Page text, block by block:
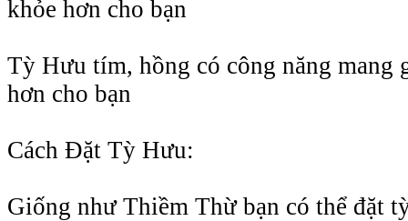
khỏe hơn cho bạn
Tỳ Hưu tím, hồng có công năng mang
hơn cho bạn
Cách Đặt Tỳ Hưu:
Giống như Thiềm Thừ bạn có thể đặt